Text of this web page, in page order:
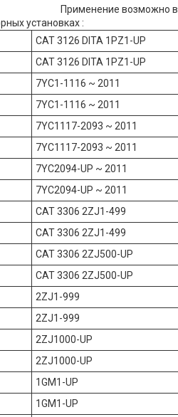
Применение возможно в
установках :
CAT 3126 DITA 1PZ1-UP
CAT 3126 DITA 1PZ1-UP
7YC1-1116 ~ 2011
7YC1-1116 ~ 2011
7YC1117-2093 ~ 2011
7YC1117-2093 ~ 2011
7YC2094-UP ~ 2011
7YC2094-UP ~ 2011
CAT 3306 2ZJ1-499
CAT 3306 2ZJ1-499
CAT 3306 2ZJ500-UP
CAT 3306 2ZJ500-UP
2ZJ1-999
2ZJ1-999
2ZJ1000-UP
2ZJ1000-UP
1GM1-UP
1GM1-UP